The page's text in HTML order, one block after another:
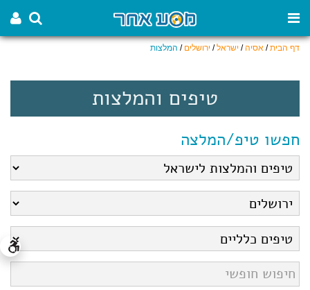
דף הבית/ אסיה/ ישראל/ ירושלים / המלצות
טיפים והמלצות
חפשו טיפ/המלצה